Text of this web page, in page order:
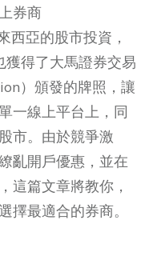
券商
西亞的股市投資，
獲得了大馬證券交易
）頒發的牌照，讓
一線上平台上，同
市。由於競爭激
亂開戶優惠，並在
這篇文章將教你，
擇最適合的券商。